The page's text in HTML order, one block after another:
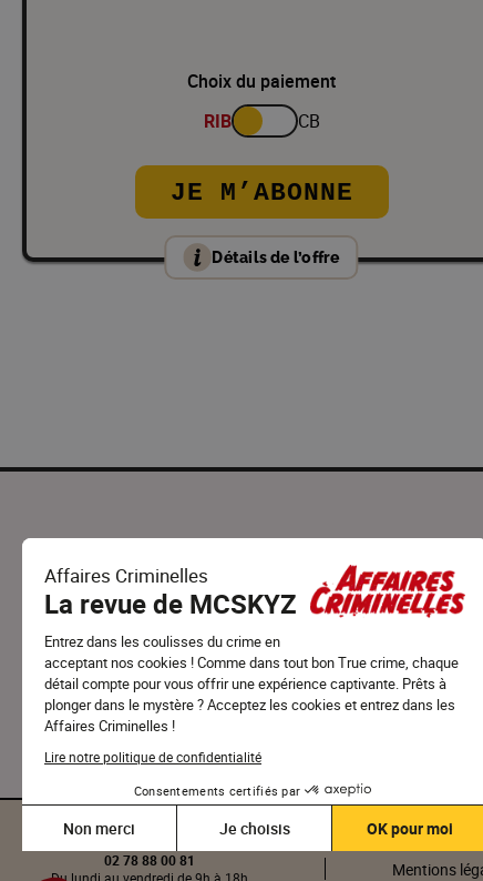
Choix du paiement
RIB
CB
JE M’ABONNE
Détails de l’offre
Votre adresse email
Responsable du traitement : Éditions des Affaires Criminelles. Durée de
conservation : 3 ans. Pour connaître et exercer vos droits ou vous désinscrire :
politique de confidentialité
S’INSCRIRE
02 78 88 00 81
Mentions